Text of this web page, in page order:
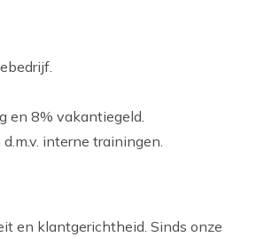
en 8% vakantiegeld.
interne trainingen.
en klantgerichtheid. Sinds onze